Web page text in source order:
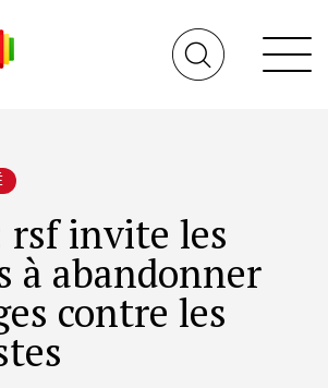
rsf invite les
à abandonner
contre les